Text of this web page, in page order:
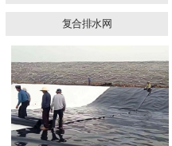
复合排水网